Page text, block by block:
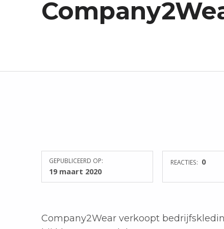
E
N
R
K
GEPUBLICEERD OP:
19 maart 2020
REACTIES: 0
Company2Wear verkoopt